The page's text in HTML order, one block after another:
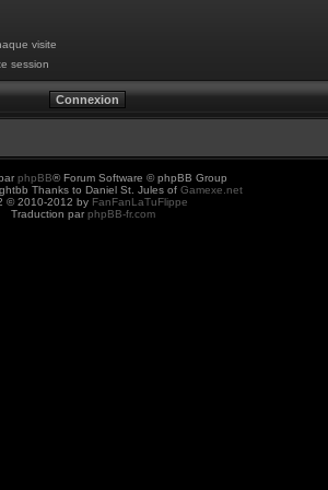
visite
session
phpBB® Forum Software © phpBB Group
Thanks to Daniel St. Jules of Gamexe.net
© 2010-2012 by FanFanLaTuFlippe
Traduction par phpBB-fr.com